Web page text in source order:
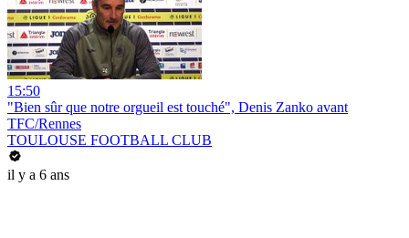
15:50
"Bien sûr que notre orgueil est touché", Denis Zanko avant
TFC/Rennes
TOULOUSE FOOTBALL CLUB
il y a 6 ans